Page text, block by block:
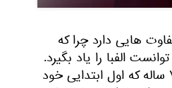
هایی دارد چرا که
الفبا را یاد بگیرد.
آرش در سن ۲ سالگی کاملا می توانست مانند یک کودک ۷ ساله که اول ابتدایی خود